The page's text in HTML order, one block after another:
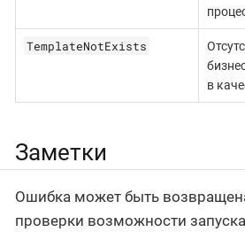
TemplateNotExists
в
Заметки
Ошибка может быть
проверки возможности